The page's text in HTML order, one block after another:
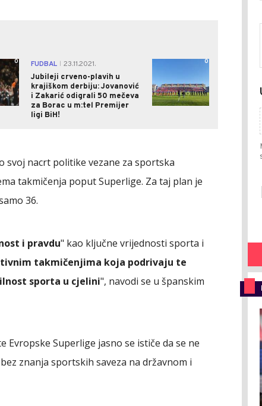
0 FUDBAL
23.11.2021.
Jubileji crveno-plavih u
krajiškom derbiju: Jovanović
i Zakarić odigrali 50 mečeva
za Borac u m:tel Premijer
ligi BiH!
0
svoj nacrt politike vezane za sportska
takmičenja poput Superlige. Za taj plan je
36.
i pravdu" kao ključne vrijednosti sporta i
takmičenjima koja podrivaju te
sporta u cjelini", navodi se u španskim
Evropske Superlige jasno se ističe da se ne
znanja sportskih saveza na državnom i